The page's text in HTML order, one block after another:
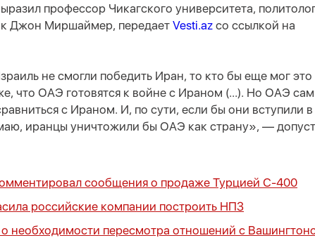
профессор Чикагского университета,
Джон Миршаймер, передает Vesti.az со ссылкой на
не смогли победить Иран, то кто бы еще мог это
что ОАЭ готовятся к войне с Ираном (...). Но ОАЭ
с Ираном. И, по сути, если бы они вступили в
иранцы уничтожили бы ОАЭ как страну», —
сообщения о продаже Турцией С-400
российские компании построить НПЗ
необходимости пересмотра отношений с